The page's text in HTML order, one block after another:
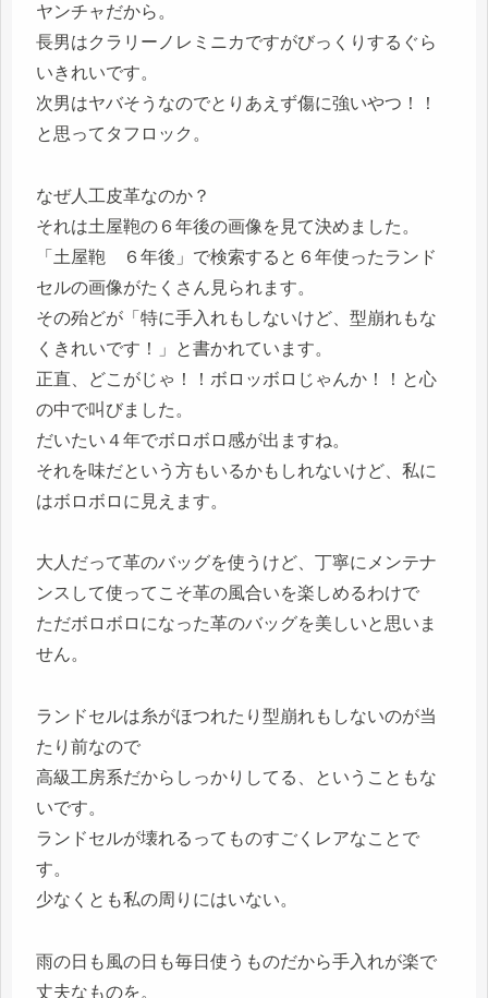
ヤンチャだから。
長男はクラリーノレミニカですがびっくりするぐら
いきれいです。
次男はヤバそうなのでとりあえず傷に強いやつ！！
と思ってタフロック。
なぜ人工皮革なのか？
それは土屋鞄の６年後の画像を見て決めました。
「土屋鞄 ６年後」で検索すると６年使ったランド
セルの画像がたくさん見られます。
その殆どが「特に手入れもしないけど、型崩れもな
くきれいです！」と書かれています。
正直、
どこがじゃ！！ボロッボロじゃんか！！ と心
の中で叫びました。
だいたい４年でボロボロ感が出ますね。
それを味だという方もいるかもしれないけど、私に
はボロボロに見えます。
大人だって革のバッグを使うけど、丁寧にメンテナ
ンスして使ってこそ革の風合いを楽しめるわけで
ただボロボロになった革のバッグを美しいと思いま
せん。
ランドセルは糸がほつれたり型崩れもしないのが当
たり前なので
高級工房系だからしっかりしてる、ということもな
いです。
ランドセルが壊れるってものすごくレアなことで
す。
少なくとも私の周りにはいない。
雨の日も風の日も毎日使うものだから手入れが楽で
丈夫なものを。